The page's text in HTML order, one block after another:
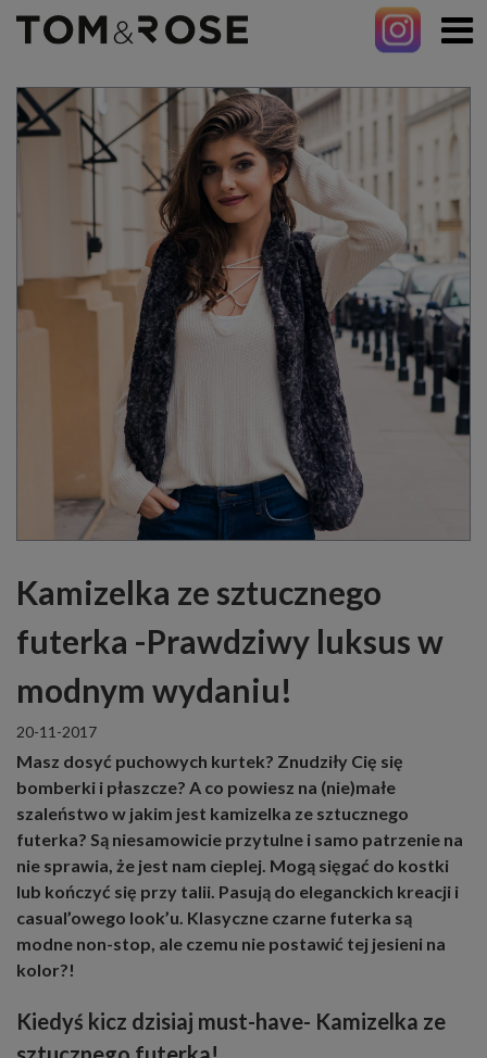
Kamizelka ze sztucznego
futerka -Prawdziwy luksus w
modnym wydaniu!
20-11-2017
Masz dosyć puchowych kurtek? Znudziły Cię się
bomberki i płaszcze? A co powiesz na (nie)małe
szaleństwo w jakim jest kamizelka ze sztucznego
futerka? Są niesamowicie przytulne i samo patrzenie na
nie sprawia, że jest nam cieplej. Mogą sięgać do kostki
lub kończyć się przy talii. Pasują do eleganckich kreacji i
casual’owego look’u. Klasyczne czarne futerka są
modne non-stop, ale czemu nie postawić tej jesieni na
kolor?!
Kiedyś kicz dzisiaj must-have- Kamizelka ze